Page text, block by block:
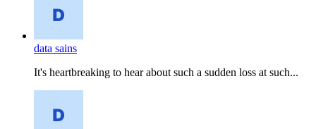
data sains
It's heartbreaking to hear about such a sudden loss at such...